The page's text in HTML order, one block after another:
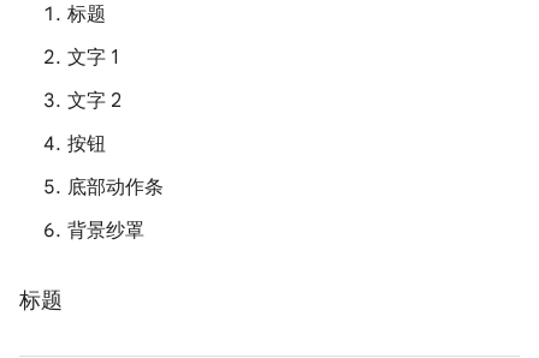
标题
文字 1
文字 2
按钮
底部动作条
背景纱罩
标题